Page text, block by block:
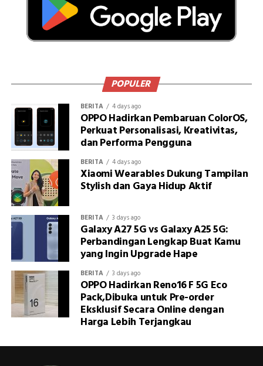
POPULER
BERITA 4 days ago
OPPO Hadirkan Pembaruan ColorOS,
Perkuat Personalisasi, Kreativitas,
dan Performa Pengguna
BERITA 4 days ago
Xiaomi Wearables Dukung Tampilan
Stylish dan Gaya Hidup Aktif
BERITA 3 days ago
Galaxy A27 5G vs Galaxy A25 5G:
Perbandingan Lengkap Buat Kamu
yang Ingin Upgrade Hape
BERITA 3 days ago
OPPO Hadirkan Reno16 F 5G Eco
Pack,Dibuka untuk Pre-order
Eksklusif Secara Online dengan
Harga Lebih Terjangkau